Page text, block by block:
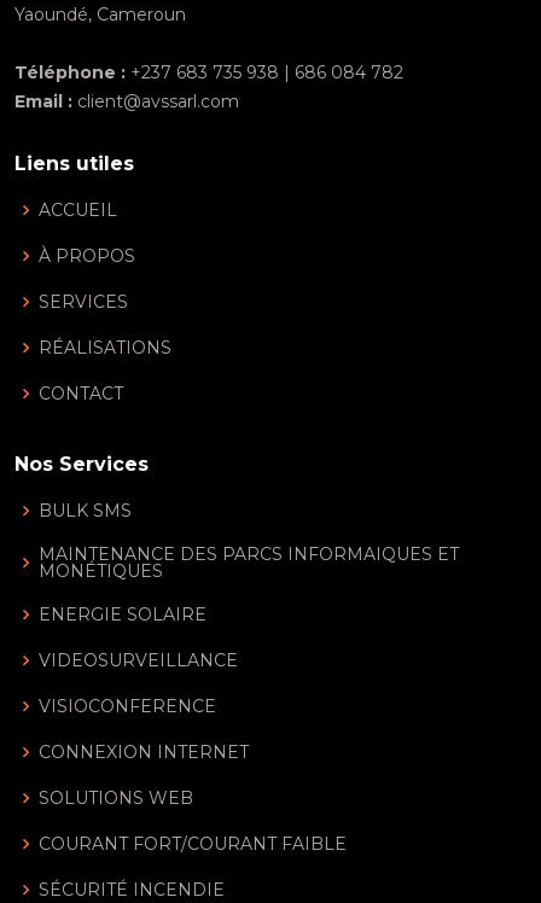
Yaoundé, Cameroun
Téléphone : +237 683 735 938 | 686 084 782
Email : client@avssarl.com
Liens utiles
ACCUEIL
À PROPOS
SERVICES
RÉALISATIONS
CONTACT
Nos Services
BULK SMS
MAINTENANCE DES PARCS INFORMAIQUES ET
MONÉTIQUES
ENERGIE SOLAIRE
VIDEOSURVEILLANCE
VISIOCONFERENCE
CONNEXION INTERNET
SOLUTIONS WEB
COURANT FORT/COURANT FAIBLE
SÉCURITÉ INCENDIE